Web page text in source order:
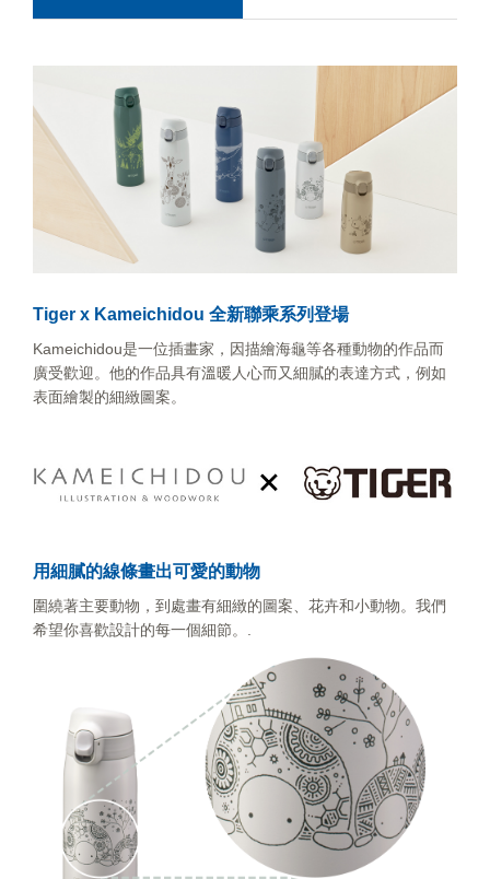
Tiger x Kameichidou 全新聯乘系列登場
Kameichidou是一位插畫家，因描繪海龜等各種動物的作品而
廣受歡迎。他的作品具有溫暖人心而又細膩的表達方式，例如
表面繪製的細緻圖案。
用細膩的線條畫出可愛的動物
圍繞著主要動物，到處畫有細緻的圖案、花卉和小動物。我們
希望你喜歡設計的每一個細節。.